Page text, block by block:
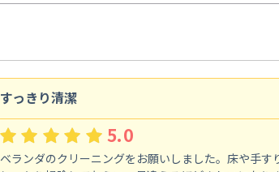
すっきり清潔
5.0
ベランダのクリーニングをお願いしました。床や手す